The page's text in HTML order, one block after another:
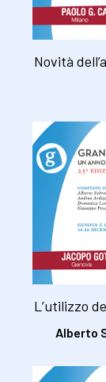
Novità
L’utilizzo
Alberto